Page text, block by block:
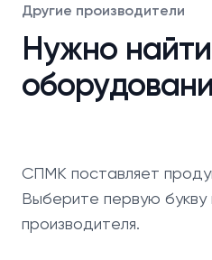
Другие производители
Нужно
СПМК поставляет
Выберите первую букву
производителя.